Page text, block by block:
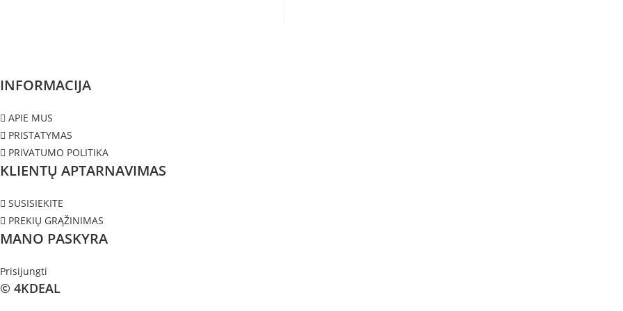
INFORMACIJA
APIE MUS
PRISTATYMAS
PRIVATUMO POLITIKA
KLIENTŲ APTARNAVIMAS
SUSISIEKITE
PREKIŲ GRĄŽINIMAS
MANO PASKYRA
Prisijungti
© 4KDEAL